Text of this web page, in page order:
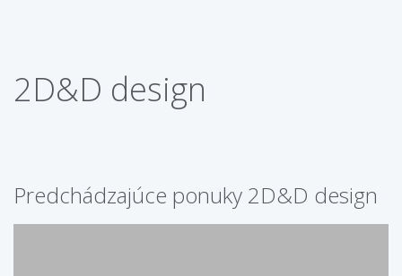
2D&D design
Predchádzajúce ponuky 2D&D design